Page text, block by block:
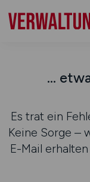
...
Es trat ein
Keine Sorge –
E-Mail